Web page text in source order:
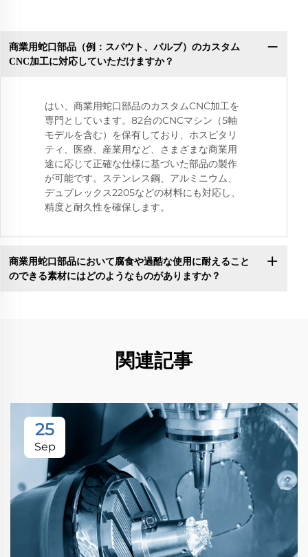
商業用蛇口部品（例：スパウト、バルブ）のカスタム
CNC加工に対応していただけますか？
はい、商業用蛇口部品のカスタムCNC加工を
専門としています。82台のCNCマシン（5軸
モデルを含む）を保有しており、ホスピタリ
ティ、医療、産業用など、さまざまな商業用
途に応じて正確な仕様に基づいた部品の製作
が可能です。ステンレス鋼、アルミニウム、
デュプレックス2205などの材料にも対応し、
精度と耐久性を確保します。
商業用蛇口部品において腐食や過酷な使用に耐えること
のできる素材にはどのようなものがありますか？
関連記事
25
Sep